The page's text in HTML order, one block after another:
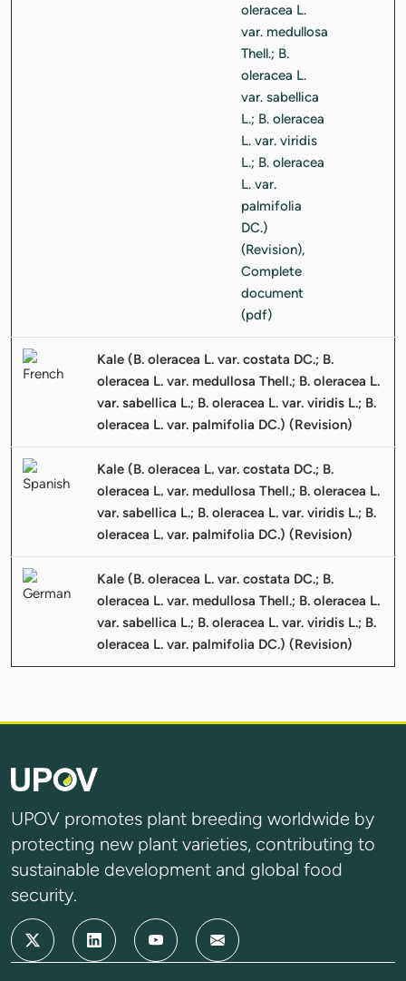
Kale (B. oleracea L. var. costata DC.; B.
oleracea L. var. medullosa Thell.; B. oleracea L.
var. sabellica L.; B. oleracea L. var. viridis L.; B.
oleracea L. var. palmifolia DC.) (Revision)
Kale (B. oleracea L. var. costata DC.; B.
oleracea L. var. medullosa Thell.; B. oleracea L.
var. sabellica L.; B. oleracea L. var. viridis L.; B.
oleracea L. var. palmifolia DC.) (Revision)
Kale (B. oleracea L. var. costata DC.; B.
oleracea L. var. medullosa Thell.; B. oleracea L.
var. sabellica L.; B. oleracea L. var. viridis L.; B.
oleracea L. var. palmifolia DC.) (Revision)
UPOV promotes plant breeding worldwide by
protecting new plant varieties, contributing to
sustainable development and global food
security.